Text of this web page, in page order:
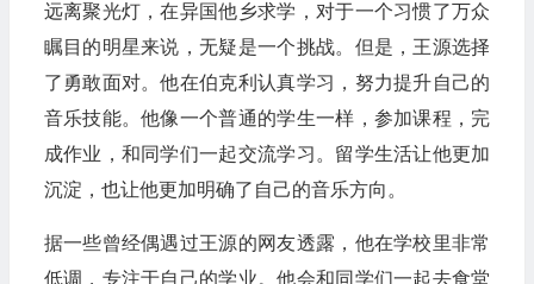
远离聚光灯，在异国他乡求学，对于一个习惯了万众
瞩目的明星来说，无疑是一个挑战。但是，王源选择
了勇敢面对。他在伯克利认真学习，努力提升自己的
音乐技能。他像一个普通的学生一样，参加课程，完
成作业，和同学们一起交流学习。留学生活让他更加
沉淀，也让他更加明确了自己的音乐方向。
据一些曾经偶遇过王源的网友透露，他在学校里非常
低调，专注于自己的学业。他会和同学们一起去食堂